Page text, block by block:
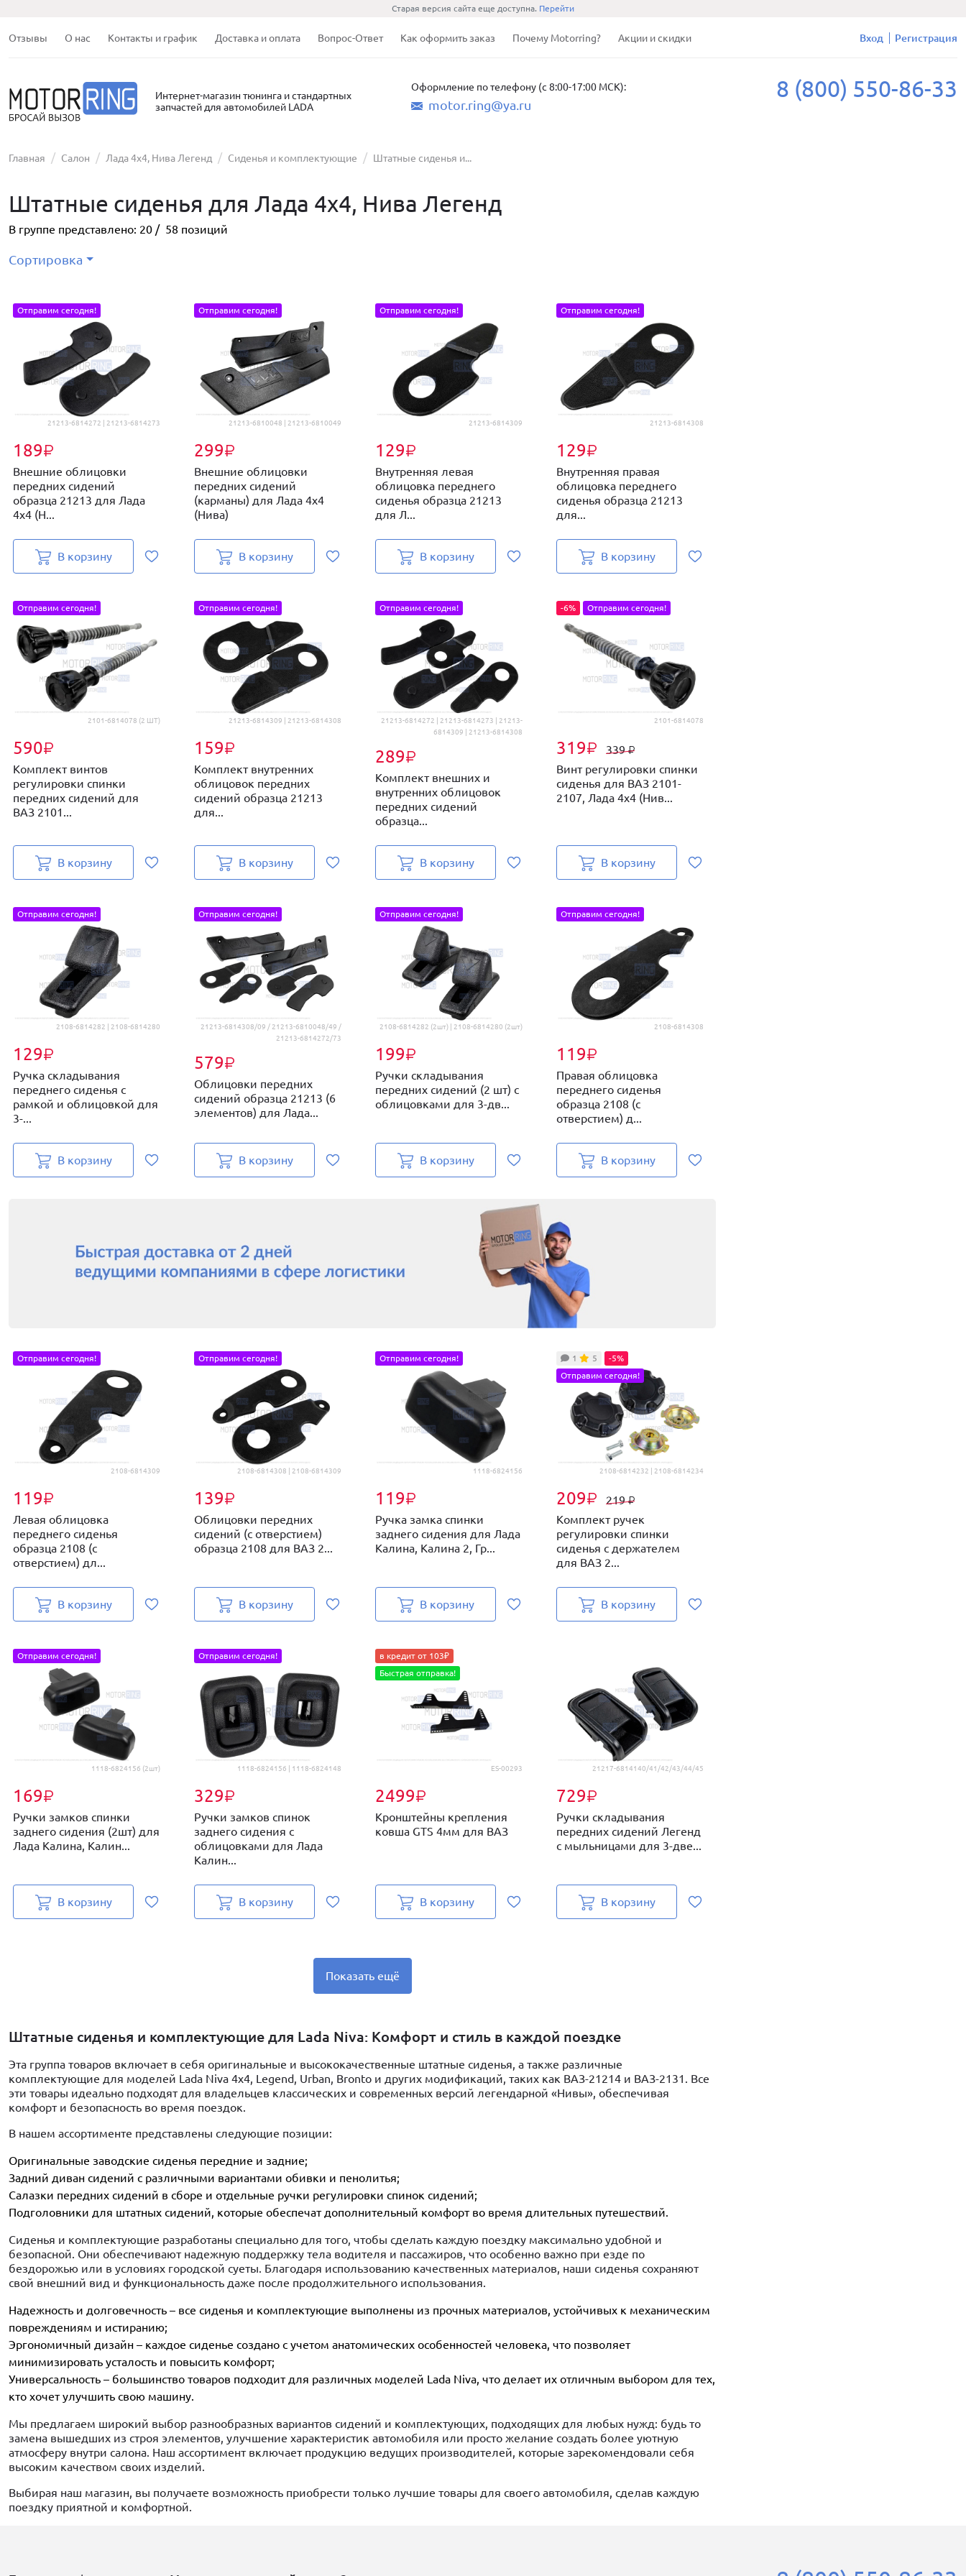
Старая версия сайта еще доступна. Перейти
Отзывы О нас Контакты и график Доставка и оплата Вопрос-Ответ Как оформить заказ Почему Motorring? Акции и скидки Вход Регистрация
Интернет-магазин тюнинга и стандартных
запчастей для автомобилей LADA
Оформление по телефону (с 8:00-17:00 МСК):
motor.ring@ya.ru
8 (800) 550-86-33
Главная Салон Лада 4х4, Нива Легенд Сиденья и комплектующие Штатные сиденья и...
Штатные сиденья для Лада 4х4, Нива Легенд
В группе представлено: 20 / 58 позиций
Сортировка
21213-6814272 | 21213-6814273
189₽
Отправим сегодня!
Внешние облицовки
передних сидений
образца 21213 для Лада
4х4 (Н...
В корзину
21213-6810048 | 21213-6810049
299₽
Отправим сегодня!
Внешние облицовки
передних сидений
(карманы) для Лада 4х4
(Нива)
В корзину
21213-6814309
129₽
Отправим сегодня!
Внутренняя левая
облицовка переднего
сиденья образца 21213
для Л...
В корзину
21213-6814308
129₽
Отправим сегодня!
Внутренняя правая
облицовка переднего
сиденья образца 21213
для...
В корзину
2101-6814078 (2 ШТ)
590₽
Отправим сегодня!
Комплект винтов
регулировки спинки
передних сидений для
ВАЗ 2101...
В корзину
21213-6814309 | 21213-6814308
159₽
Отправим сегодня!
Комплект внутренних
облицовок передних
сидений образца 21213
для...
В корзину
21213-6814272 | 21213-6814273 | 21213-
6814309 | 21213-6814308
289₽
Отправим сегодня!
Комплект внешних и
внутренних облицовок
передних сидений
образца...
В корзину
2101-6814078
319₽ 339₽
-6% Отправим сегодня!
Винт регулировки спинки
сиденья для ВАЗ 2101-
2107, Лада 4х4 (Нив...
В корзину
2108-6814282 | 2108-6814280
129₽
Отправим сегодня!
Ручка складывания
переднего сиденья с
рамкой и облицовкой для
3-...
В корзину
21213-6814308/09 / 21213-6810048/49 /
21213-6814272/73
579₽
Отправим сегодня!
Облицовки передних
сидений образца 21213 (6
элементов) для Лада...
В корзину
2108-6814282 (2шт) | 2108-6814280 (2шт)
199₽
Отправим сегодня!
Ручки складывания
передних сидений (2 шт) с
облицовками для 3-дв...
В корзину
2108-6814308
119₽
Отправим сегодня!
Правая облицовка
переднего сиденья
образца 2108 (с
отверстием) д...
В корзину
2108-6814309
119₽
Отправим сегодня!
Левая облицовка
переднего сиденья
образца 2108 (с
отверстием) дл...
В корзину
2108-6814308 | 2108-6814309
139₽
Отправим сегодня!
Облицовки передних
сидений (с отверстием)
образца 2108 для ВАЗ 2...
В корзину
1118-6824156
119₽
Отправим сегодня!
Ручка замка спинки
заднего сидения для Лада
Калина, Калина 2, Гр...
В корзину
2108-6814232 | 2108-6814234
209₽ 219₽
1 5
-5%
Отправим сегодня!
Комплект ручек
регулировки спинки
сиденья с держателем
для ВАЗ 2...
В корзину
1118-6824156 (2шт)
169₽
Отправим сегодня!
Ручки замков спинки
заднего сидения (2шт) для
Лада Калина, Калин...
В корзину
1118-6824156 | 1118-6824148
329₽
Отправим сегодня!
Ручки замков спинок
заднего сидения с
облицовками для Лада
Калин...
В корзину
ES-00293
2499₽
в кредит от 103₽
Быстрая отправка!
Кронштейны крепления
ковша GTS 4мм для ВАЗ
В корзину
21217-6814140/41/42/43/44/45
729₽
Ручки складывания
передних сидений Легенд
с мыльницами для 3-две...
В корзину
Показать ещё
Штатные сиденья и комплектующие для Lada Niva: Комфорт и стиль в каждой поездке
Эта группа товаров включает в себя оригинальные и высококачественные штатные сиденья, а также различные
комплектующие для моделей Lada Niva 4x4, Legend, Urban, Bronto и других модификаций, таких как ВАЗ-21214 и ВАЗ-2131. Все
эти товары идеально подходят для владельцев классических и современных версий легендарной «Нивы», обеспечивая
комфорт и безопасность во время поездок.
В нашем ассортименте представлены следующие позиции:
Оригинальные заводские сиденья передние и задние;
Задний диван сидений с различными вариантами обивки и пенолитья;
Салазки передних сидений в сборе и отдельные ручки регулировки спинок сидений;
Подголовники для штатных сидений, которые обеспечат дополнительный комфорт во время длительных путешествий.
Сиденья и комплектующие разработаны специально для того, чтобы сделать каждую поездку максимально удобной и
безопасной. Они обеспечивают надежную поддержку тела водителя и пассажиров, что особенно важно при езде по
бездорожью или в условиях городской суеты. Благодаря использованию качественных материалов, наши сиденья сохраняют
свой внешний вид и функциональность даже после продолжительного использования.
Надежность и долговечность – все сиденья и комплектующие выполнены из прочных материалов, устойчивых к механическим
повреждениям и истиранию;
Эргономичный дизайн – каждое сиденье создано с учетом анатомических особенностей человека, что позволяет
минимизировать усталость и повысить комфорт;
Универсальность – большинство товаров подходит для различных моделей Lada Niva, что делает их отличным выбором для тех,
кто хочет улучшить свою машину.
Мы предлагаем широкий выбор разнообразных вариантов сидений и комплектующих, подходящих для любых нужд: будь то
замена вышедших из строя элементов, улучшение характеристик автомобиля или просто желание создать более уютную
атмосферу внутри салона. Наш ассортимент включает продукцию ведущих производителей, которые зарекомендовали себя
высоким качеством своих изделий.
Выбирая наш магазин, вы получаете возможность приобрести только лучшие товары для своего автомобиля, сделав каждую
поездку приятной и комфортной.